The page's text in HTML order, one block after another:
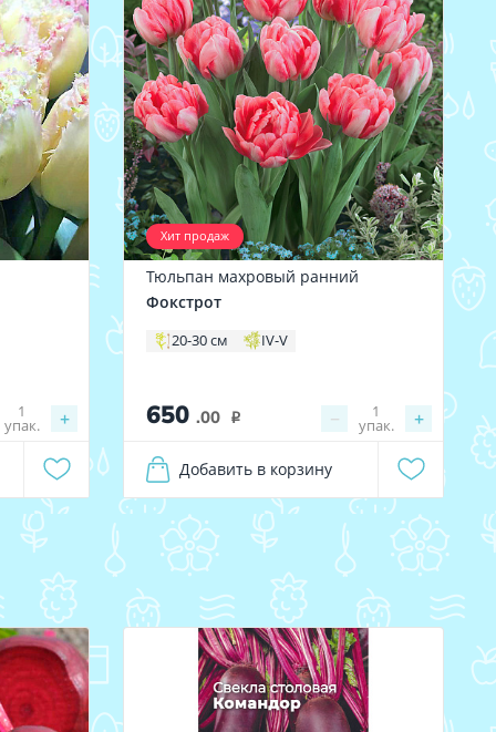
+
1
упак.
Хит продаж
Тюльпан махровый ранний
Фокстрот
20-30 см IV-V
650 .00 i − +
1
упак.
Добавить в корзину